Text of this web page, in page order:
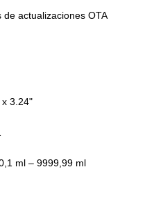
actualizaciones OTA
3.24"
ml – 9999,99 ml